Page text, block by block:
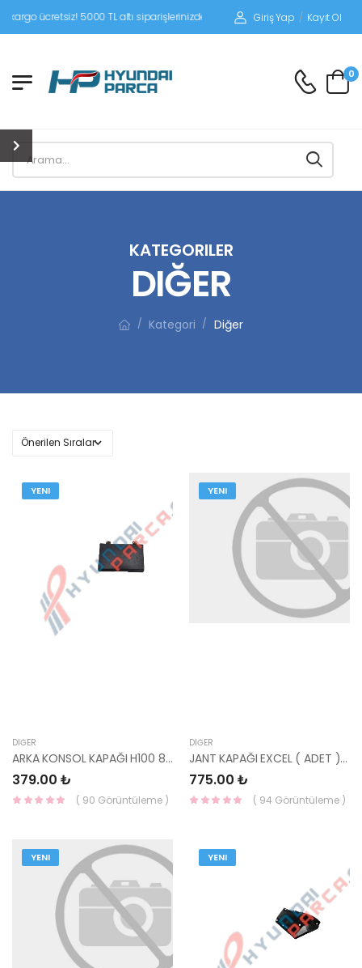
5000 TL altı siparişlerinizde siparişleriniz alıcı ödemeli gönderilir.
Giriş Yap / Kayıt Ol
0
KATEGORILER
DIĞER
/ Kategori / Diğer
YENI
DIĞER
ARKA KONSOL KAPAĞI H100 88283-43223-HMC
379.00 ₺
( 90 Görüntüleme )
YENI
DIĞER
JANT KAPAĞI EXCEL ( ADET ) 52960-24910-HMC
775.00 ₺
( 94 Görüntüleme )
YENI YENI